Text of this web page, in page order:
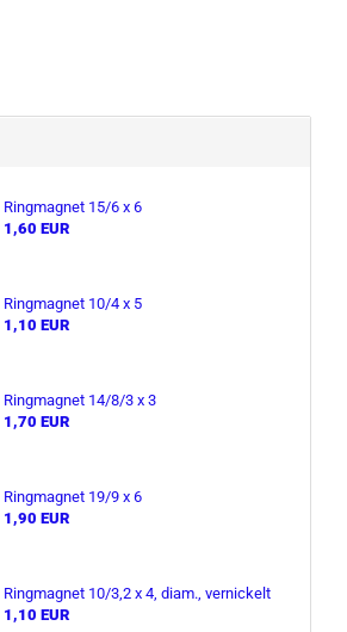
Ring­ma­gnet 15/6 x 6
1,60 EUR
Ring­ma­gnet 10/4 x 5
1,10 EUR
Ring­ma­gnet 14/8/3 x 3
1,70 EUR
Ring­ma­gnet 19/9 x 6
1,90 EUR
Ring­ma­gnet 10/3,2 x 4, diam., ver­ni­ckelt
1,10 EUR